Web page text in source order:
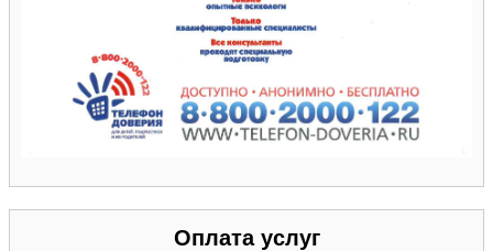
Оплата услуг